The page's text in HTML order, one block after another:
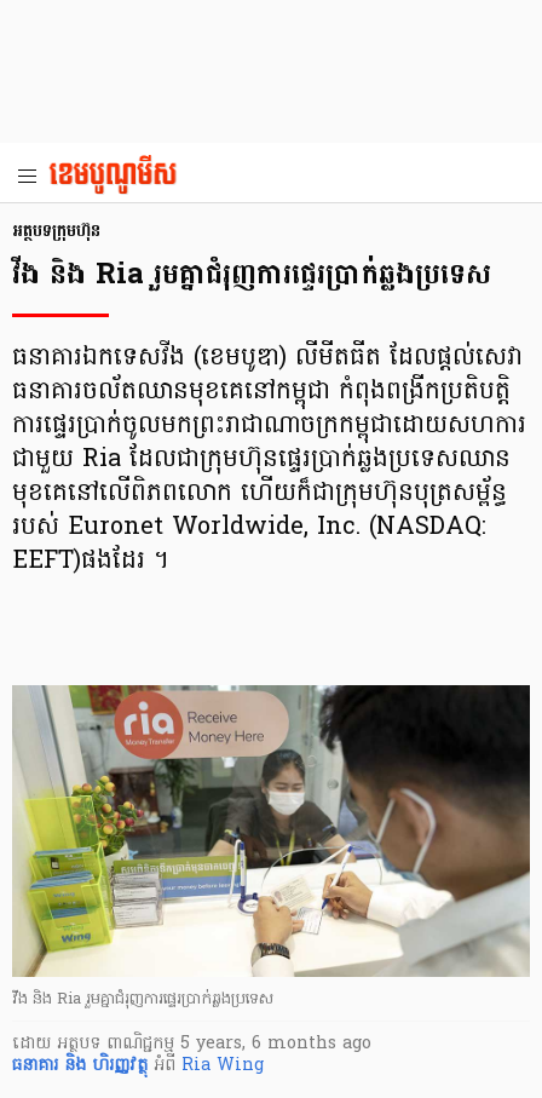
អត្ថបទ​ក្រុមហ៊ុន
វីង និង Ria រួមគ្នាជំរុញ​ការផ្ទេរប្រាក់ឆ្លងប្រទេស
ធនាគារឯកទេសវីង (ខេមបូឌា) លីមីតធីត ដែលផ្តល់សេវា
ធនាគារចល័តឈានមុខគេនៅកម្ពុជា កំពុងពង្រីកប្រតិបត្តិ
ការផ្ទេរប្រាក់ចូលមកព្រះរាជាណាចក្រកម្ពុជាដោយសហការ
ជាមួយ Ria ដែលជាក្រុមហ៊ុនផ្ទេរប្រាក់ឆ្លងប្រទេសឈាន
មុខគេនៅលើពិភពលោក ហើយក៏ជាក្រុមហ៊ុនបុត្រសម្ព័ន្ធ
របស់ Euronet Worldwide, Inc. (NASDAQ:
EEFT)ផងដែរ ។
វីង និង Ria រួមគ្នាជំរុញ​ការផ្ទេរប្រាក់ឆ្លងប្រទេស
ដោយ អត្ថបទ ពាណិជ្ជកម្ម 5 years, 6 months ago
ធនាគារ និង ហិរញ្ញវត្ថុ អំពី Ria Wing